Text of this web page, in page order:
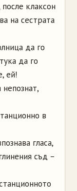
клаксон
на сестрата
да го
да го
ей!
в
гласа,
съд –